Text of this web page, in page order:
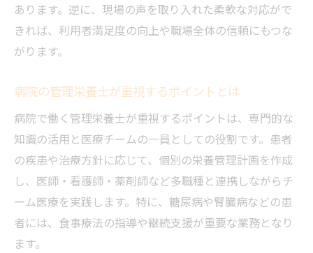
あります。逆に、現場の声を取り入れた柔軟な対応がで
きれば、利用者満足度の向上や職場全体の信頼にもつな
がります。
病院の管理栄養士が重視するポイントとは
病院で働く管理栄養士が重視するポイントは、専門的な
知識の活用と医療チームの一員としての役割です。患者
の疾患や治療方針に応じて、個別の栄養管理計画を作成
し、医師・看護師・薬剤師など多職種と連携しながらチ
ーム医療を実践します。特に、糖尿病や腎臓病などの患
者には、食事療法の指導や継続支援が重要な業務となり
ます。